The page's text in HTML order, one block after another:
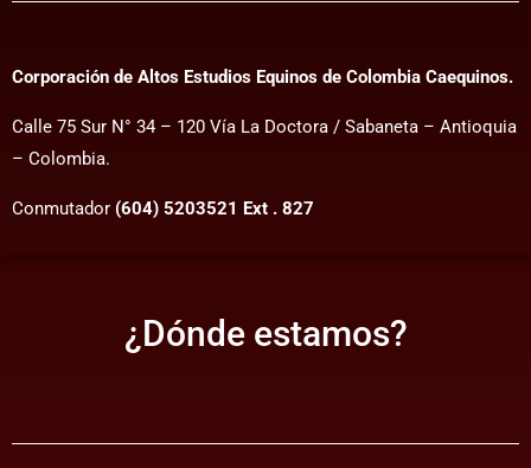
Corporación de Altos Estudios Equinos de Colombia Caequinos.
Calle 75 Sur N° 34 – 120 Vía La Doctora / Sabaneta – Antioquia
– Colombia.
Conmutador (604) 5203521 Ext . 827
¿Dónde estamos?